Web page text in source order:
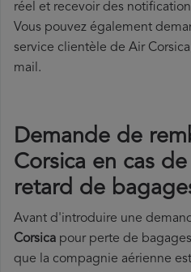
réel et recevoir des
Vous pouvez également
service clientèle de Air
mail.
Demande de
Corsica en cas
retard de
Avant d'introduire une
Corsica pour perte de
que la compagnie aérienne